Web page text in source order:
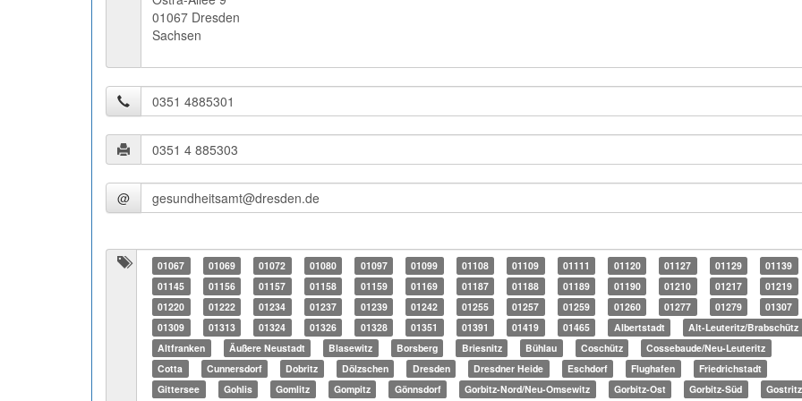
01067 Dresden
Sachsen
@
01067 01069 01072 01080 01097 01099 01108 01109 01111 01120 01127 01129
01139
01145
01156 01157 01158 01159 01169 01187 01188 01189 01190 01210 01217
01219
01220
01222 01234 01237 01239 01242 01255 01257 01259 01260 01277 01279
01307
01309
01313 01324 01326 01328 01351 01391 01419 01465 Albertstadt
Alt-Leuteritz/Brabschütz
Altfranken
Äußere Neustadt Blasewitz Borsberg Briesnitz Bühlau Coschütz
Cossebaude/Neu-Leuteritz
Cotta
Cunnersdorf Dobritz Dölzschen Dresden Dresdner Heide Eschdorf Flughafen
Friedrichstadt
Gittersee
Gohlis Gomlitz Gompitz Gönnsdorf Gorbitz-Nord/Neu-Omsewitz Gorbitz-Ost Gorbitz-Süd Gostritz